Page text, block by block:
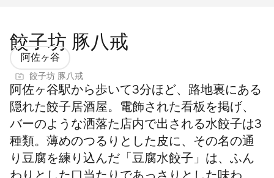
餃子坊 豚八戒
阿佐ヶ谷
餃子坊 豚八戒
阿佐ヶ谷駅から歩いて3分ほど、路地裏にある
隠れた餃子居酒屋。電飾された看板を掲げ、
バーのような洒落た店内で出される水餃子は3
種類。薄めのつるりとした皮に、その名の通
り豆腐を練り込んだ「豆腐水餃子」は、ふん